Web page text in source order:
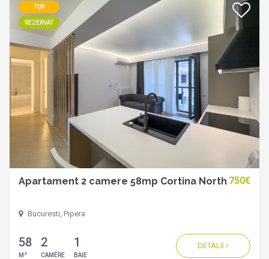
TOP
REZERVAT
Apartament 2 camere 58mp Cortina North 750€
Bucuresti, Pipera
58
M 2
2
CAMERE
1
BAIE
DETALII